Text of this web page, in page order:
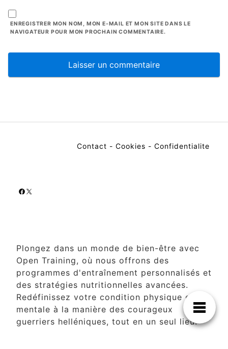
ENREGISTRER MON NOM, MON E-MAIL ET MON SITE DANS LE
NAVIGATEUR POUR MON PROCHAIN COMMENTAIRE.
Contact - Cookies - Confidentialite
Facebook
X
Plongez dans un monde de bien-être avec
Open Training, où nous offrons des
programmes d'entraînement personnalisés et
des stratégies nutritionnelles avancées.
Redéfinissez votre condition physique et
mentale à la manière des courageux
guerriers helléniques, tout en un seul lieu.